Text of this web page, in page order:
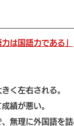
力は国語力である」
く左右される。
績が悪い。
無理に外国語を詰